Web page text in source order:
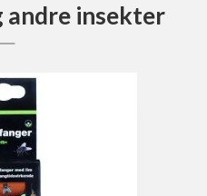
andre insekter